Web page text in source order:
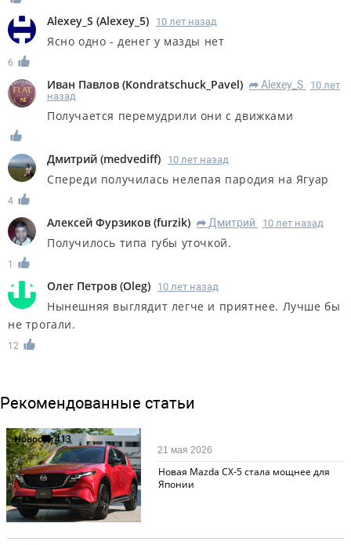
Alexey_S (Alexey_5) 10 лет назад
Ясно одно - денег у мазды нет
6
Иван Павлов (Kondratschuck_Pavel) R Alexey_S
10 лет
назад
Получается перемудрили они с движками
Дмитрий (medvediff) 10 лет назад
Спереди получилась нелепая пародия на Ягуар
4
Алексей Фурзиков (furzik) R Дмитрий 10 лет назад
Получилось типа губы уточкой.
1
Олег Петров (Oleg) 10 лет назад
Нынешняя выглядит легче и приятнее. Лучше бы
не трогали.
12
Рекомендованные статьи
Новости413
Новая Mazda CX-5 стала мощнее для
Японии
21 мая 2026